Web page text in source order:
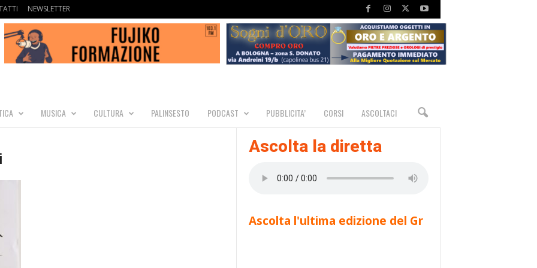
NEWSLETTER
MUSICA CULTURA PALINSESTO PODCAST PUBBLICITA’ CORSI ASCOLTACI
Ascolta la diretta
Ascolta l'ultima edizione del Gr